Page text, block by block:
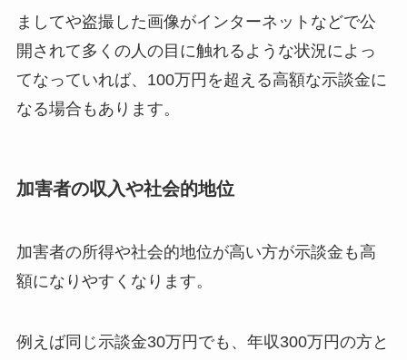
ましてや盗撮した画像がインターネットなどで公
開されて多くの人の目に触れるような状況によっ
てなっていれば、100万円を超える高額な示談金に
なる場合もあります。
加害者の収入や社会的地位
加害者の所得や社会的地位が高い方が示談金も高
額になりやすくなります。
例えば同じ示談金30万円でも、年収300万円の方と